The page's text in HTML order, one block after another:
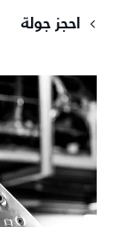
احجز جولة